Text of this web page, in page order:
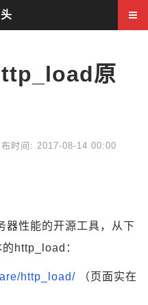
原
布时间: 2017-08-14 00:00
器性能的开源工具，从下
http_load：
http_load/ （页面实在